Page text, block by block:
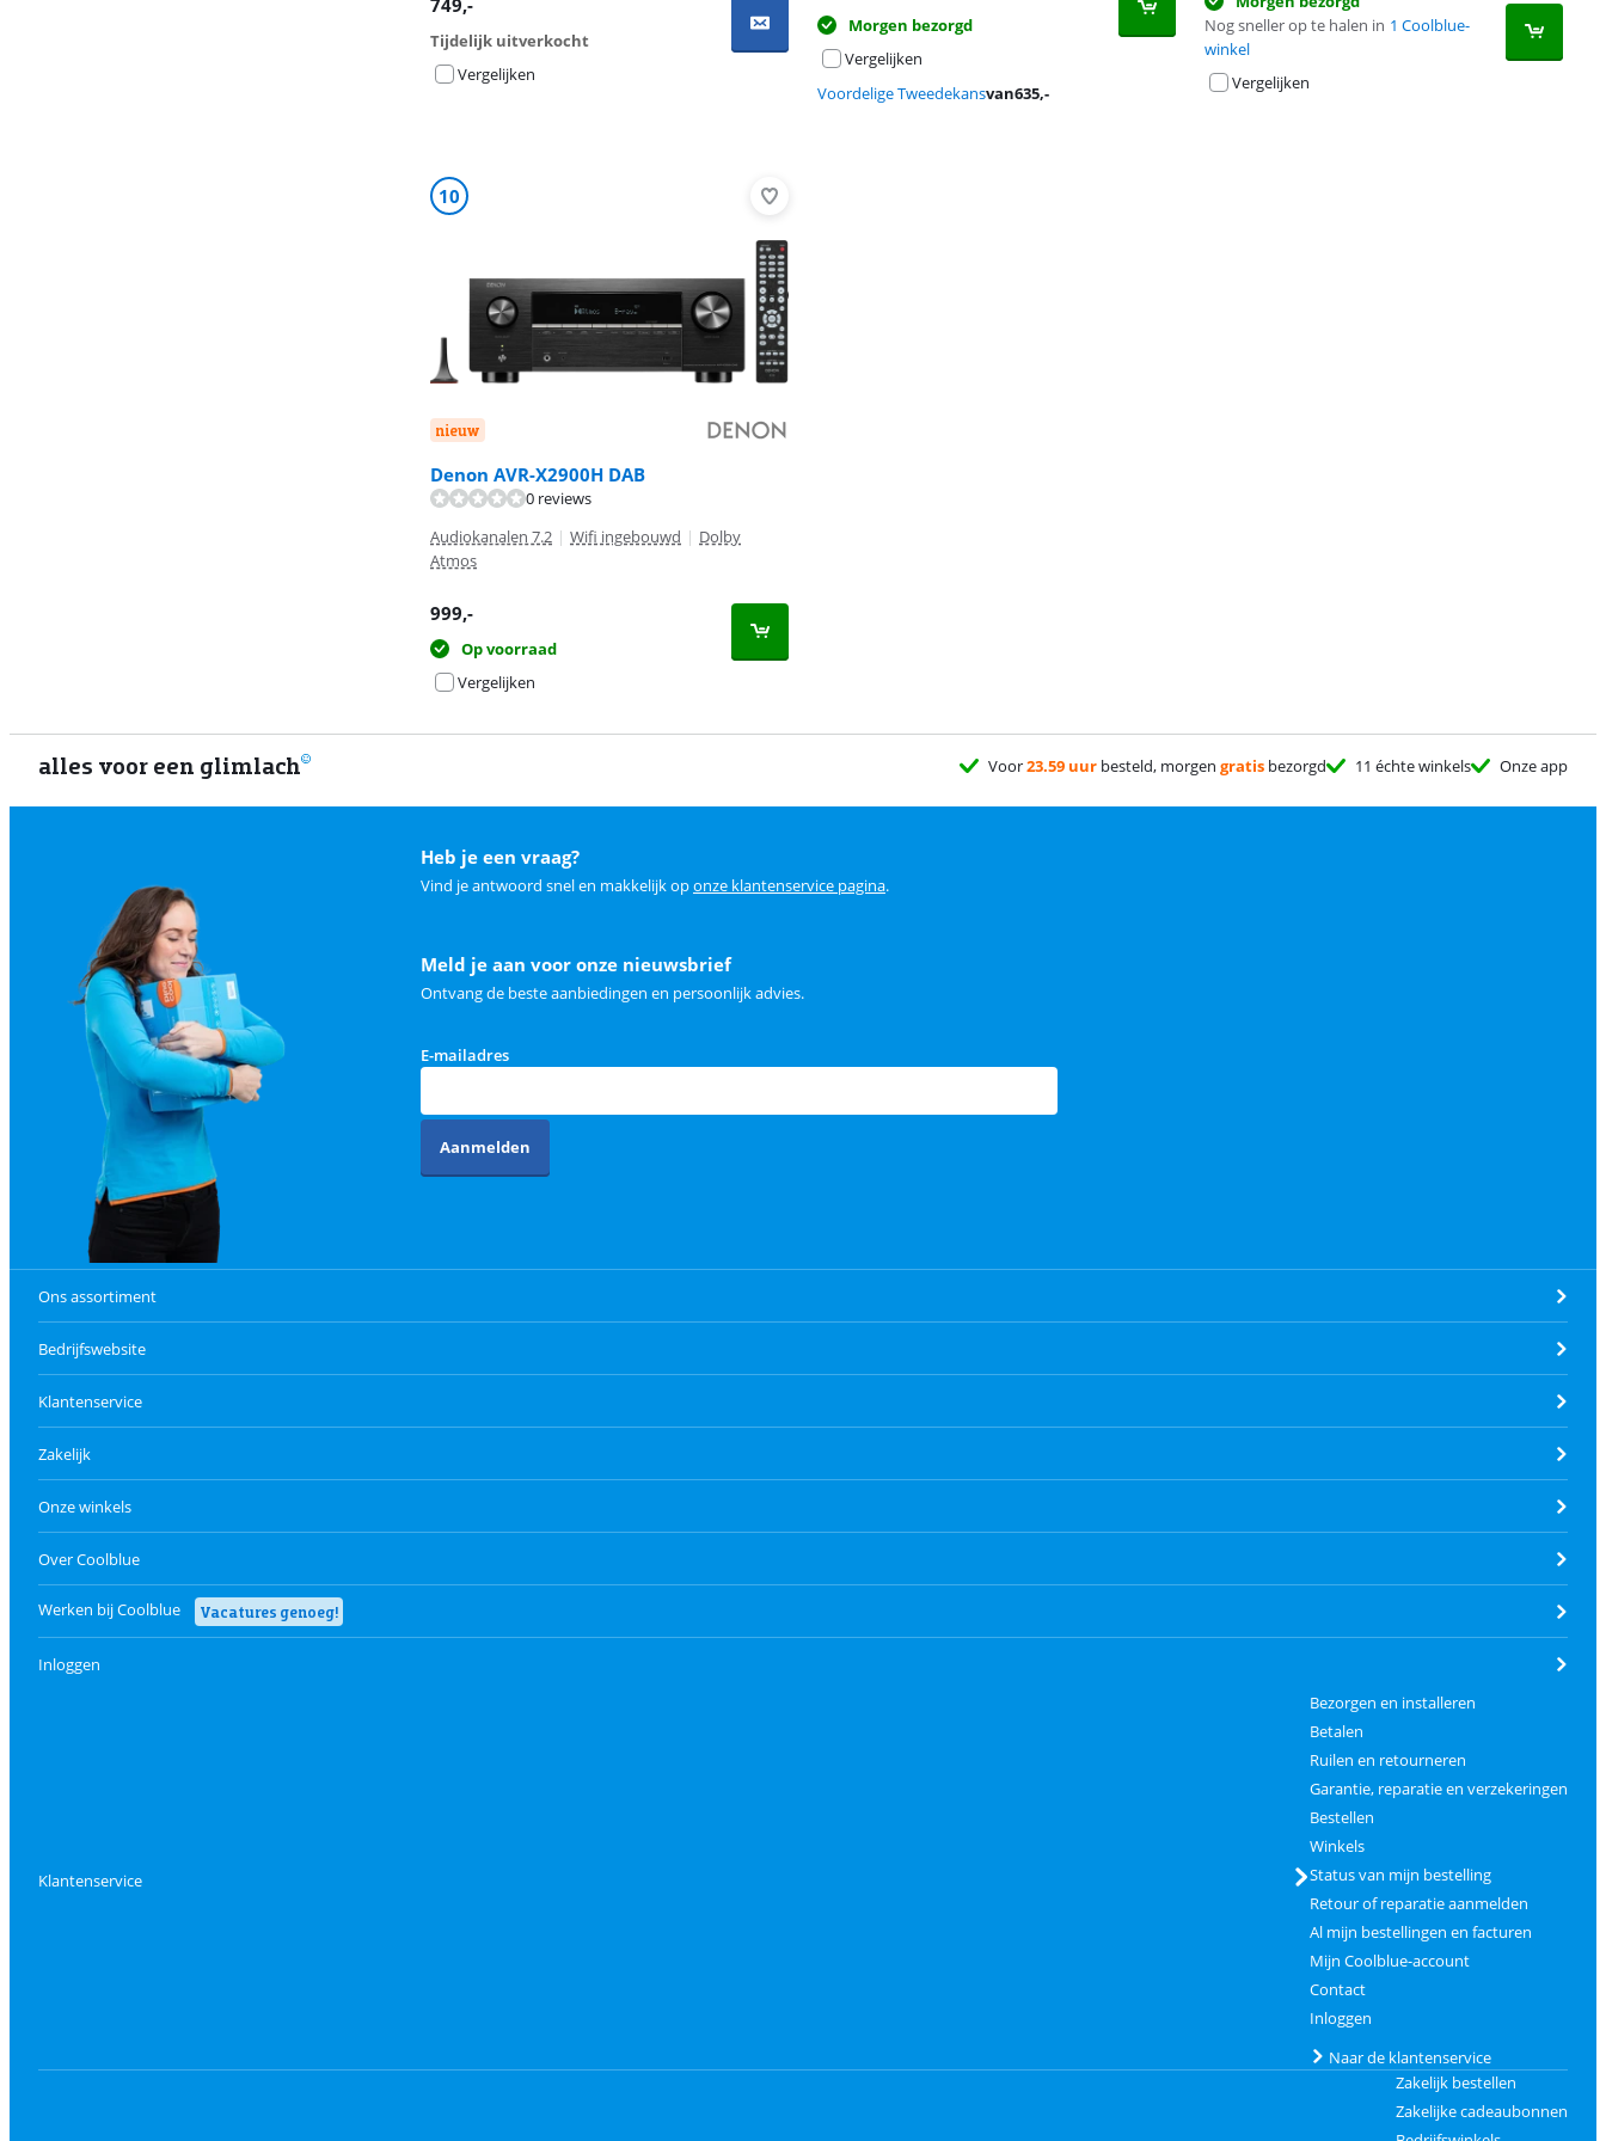
749,-
Tijdelijk uitverkocht
Vergelijken
Morgen bezorgd
Vergelijken
Voordelige Tweedekansvan635,-
Nog sneller op te halen in 1 Coolblue-
winkel
Vergelijken
10
nieuw
Denon AVR-X2900H DAB
0 reviews
Audiokanalen 7.2 | Wifi ingebouwd | Dolby
Atmos
999,-
Op voorraad
Vergelijken
alles voor een glimlach Voor23.59 uur besteld, morgen gratis bezorgd 11 échte winkels Onze app
Heb je een vraag?
Vind je antwoord snel en makkelijk oponze klantenservice pagina.
Meld je aan voor onze nieuwsbrief
Ontvang de beste aanbiedingen en persoonlijk advies.
E-mailadres
Aanmelden
Ons assortiment
Bedrijfswebsite
Klantenservice
Zakelijk
Onze winkels
Over Coolblue
Werken bij Coolblue Vacatures genoeg!
Inloggen
Klantenservice
Bezorgen en installeren
Betalen
Ruilen en retourneren
Garantie, reparatie en verzekeringen
Bestellen
Winkels
Status van mijn bestelling
Retour of reparatie aanmelden
Al mijn bestellingen en facturen
Mijn Coolblue-account
Contact
Inloggen
Naar de klantenservice
Zakelijk bestellen
Zakelijke cadeaubonnen